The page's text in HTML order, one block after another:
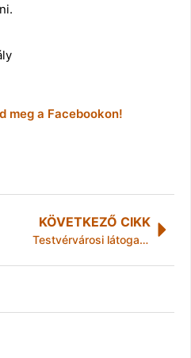
meg a Facebookon!
KÖVETKEZŐ CIKK
Testvérvárosi látogatás Mezőkövesden